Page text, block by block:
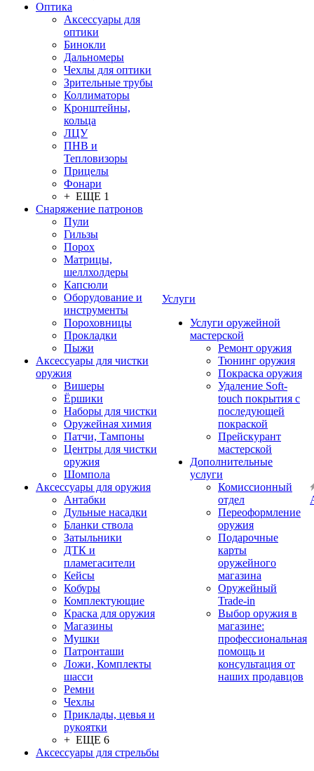
Оптика
Аксессуары для
оптики
Бинокли
Дальномеры
Чехлы для оптики
Зрительные трубы
Коллиматоры
Кронштейны,
кольца
ЛЦУ
ПНВ и
Тепловизоры
Прицелы
Фонари
+ ЕЩЕ 1
Снаряжение патронов
Пули
Гильзы
Порох
Матрицы,
шеллхолдеры
Капсюли
Оборудование и
инструменты
Пороховницы
Прокладки
Пыжи
Аксессуары для чистки
оружия
Вишеры
Ёршики
Наборы для чистки
Оружейная химия
Патчи, Тампоны
Центры для чистки
оружия
Шомпола
Аксессуары для оружия
Антабки
Дульные насадки
Бланки ствола
Затыльники
ДТК и
пламегасители
Кейсы
Кобуры
Комплектующие
Краска для оружия
Магазины
Мушки
Патронташи
Ложи, Комплекты
шасси
Ремни
Чехлы
Приклады, цевья и
рукоятки
+ ЕЩЕ 6
Аксессуары для стрельбы
Услуги
Услуги оружейной
мастерской
Ремонт оружия
Тюнинг оружия
Покраска оружия
Удаление Soft-
touch покрытия с
последующей
покраской
Прейскурант
мастерской
Дополнительные
услуги
Комиссионный
отдел
Переоформление
оружия
Подарочные
карты
оружейного
магазина
Оружейный
Trade-in
Выбор оружия в
магазине:
профессиональная
помощь и
консультация от
наших продавцов